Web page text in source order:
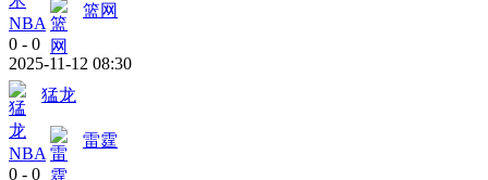
NBA
篮网
0 - 0
2025-11-12 08:30
猛龙
NBA
雷霆
0 - 0